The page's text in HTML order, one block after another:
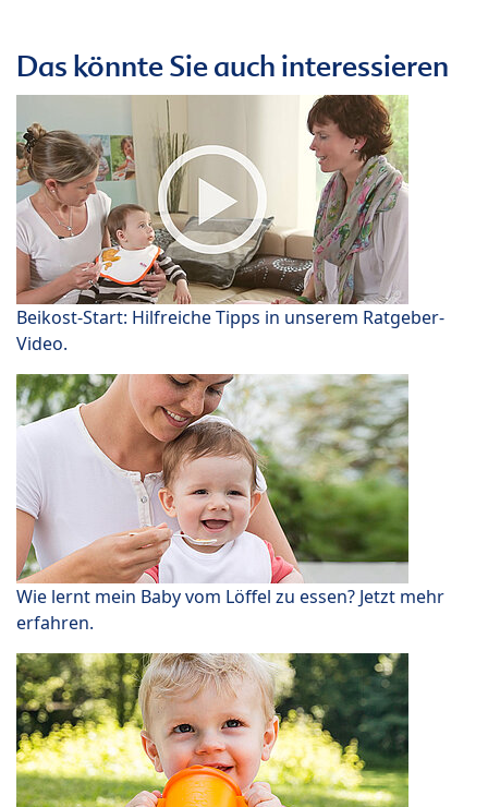
Das könnte Sie auch interessieren
Beikost-Start: Hilfreiche Tipps in unserem Ratgeber-
Video.
Wie lernt mein Baby vom Löffel zu essen? Jetzt mehr
erfahren.